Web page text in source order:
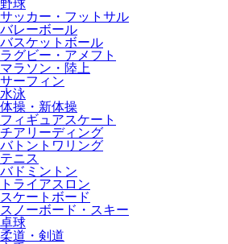
野球
サッカー・フットサル
バレーボール
バスケットボール
ラグビー・アメフト
マラソン・陸上
サーフィン
水泳
体操・新体操
フィギュアスケート
チアリーディング
バトントワリング
テニス
バドミントン
トライアスロン
スケートボード
スノーボード・スキー
卓球
柔道・剣道